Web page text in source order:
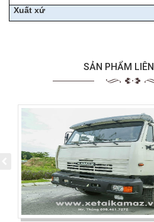
Xuất xứ
SẢN PHẨM